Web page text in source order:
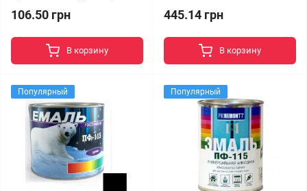
106.50 грн
В корзину
445.14 грн
В корзину
Популярный Популярный